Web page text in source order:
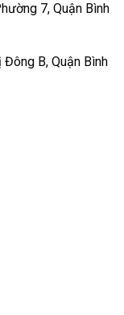
7, Quận Bình
B, Quận Bình